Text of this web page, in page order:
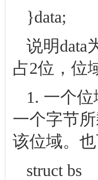
}data;
说明data
占2位，位
1. 一个
一个字节
该位域。
struct bs